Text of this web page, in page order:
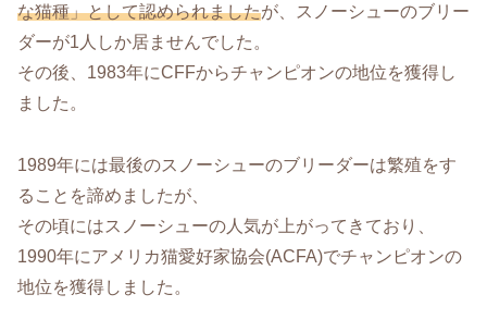
な猫種」として認められましたが、スノーシューのブリー
ダーが1人しか居ませんでした。
その後、1983年にCFFからチャンピオンの地位を獲得し
ました。
1989年には最後のスノーシューのブリーダーは繁殖をす
ることを諦めましたが、
その頃にはスノーシューの人気が上がってきており、
1990年にアメリカ猫愛好家協会(ACFA)でチャンピオンの
地位を獲得しました。